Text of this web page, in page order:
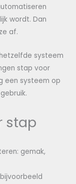
wordt. Dan
af.
systeem
stap voor
een systeem op
stap
gemak,